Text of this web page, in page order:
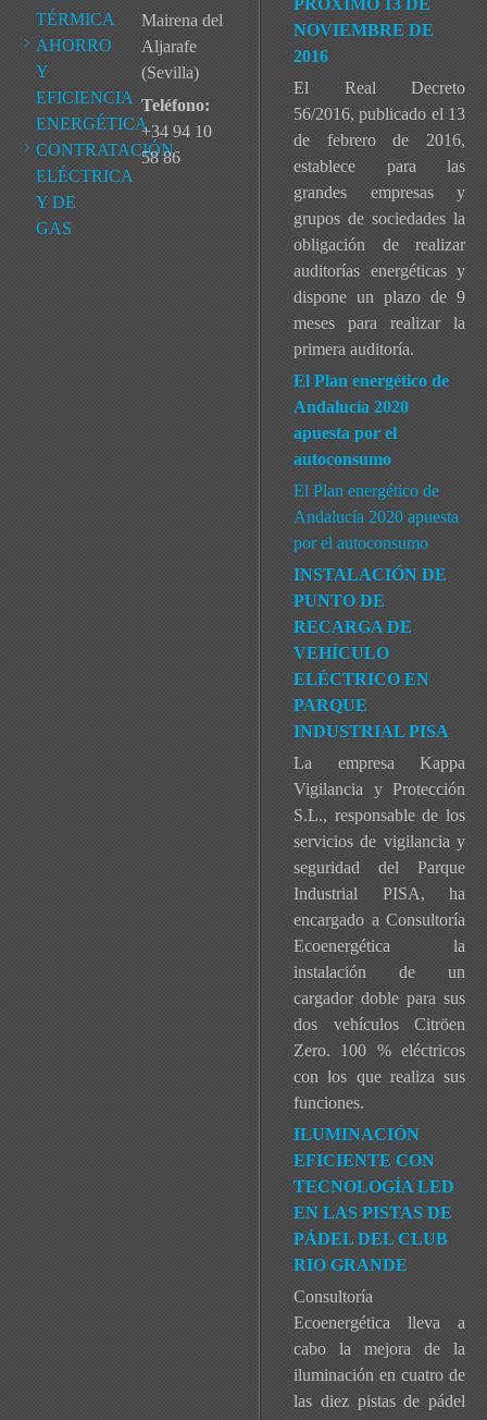
TÉRMICA
AHORRO
Y
EFICIENCIA
ENERGÉTICA
CONTRATACIÓN
ELÉCTRICA
Y DE
GAS
Mairena del
Aljarafe
(Sevilla)
Teléfono:
+34 94 10
58 86
PRÓXIMO 13 DE
NOVIEMBRE DE
2016
El Real Decreto
56/2016, publicado el 13
de febrero de 2016,
establece para las
grandes empresas y
grupos de sociedades la
obligación de realizar
auditorías energéticas y
dispone un plazo de 9
meses para realizar la
primera auditoría.
El Plan energético de
Andalucía 2020
apuesta por el
autoconsumo
El Plan energético de
Andalucía 2020 apuesta
por el autoconsumo
INSTALACIÓN DE
PUNTO DE
RECARGA DE
VEHÍCULO
ELÉCTRICO EN
PARQUE
INDUSTRIAL PISA
La empresa Kappa
Vigilancia y Protección
S.L., responsable de los
servicios de vigilancia y
seguridad del Parque
Industrial PISA, ha
encargado a Consultoría
Ecoenergética la
instalación de un
cargador doble para sus
dos vehículos Citröen
Zero. 100 % eléctricos
con los que realiza sus
funciones.
ILUMINACIÓN
EFICIENTE CON
TECNOLOGÍA LED
EN LAS PISTAS DE
PÁDEL DEL CLUB
RIO GRANDE
Consultoría
Ecoenergética lleva a
cabo la mejora de la
iluminación en cuatro de
las diez pistas de pádel